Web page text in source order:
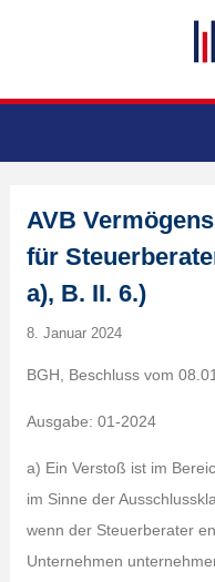
AVB
für
a), B. II. 6.)
8. Januar 2024
BGH, Beschluss vom
Ausgabe: 01-2024
a) Ein Verstoß ist im
im Sinne der
wenn der Steuerberater
Unternehmen